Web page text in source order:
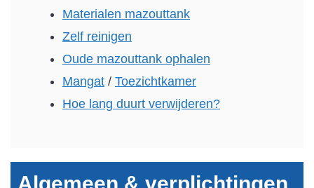
Materialen mazouttank
Zelf reinigen
Oude mazouttank ophalen
Mangat / Toezichtkamer
Hoe lang duurt verwijderen?
Algemeen & verplichtingen